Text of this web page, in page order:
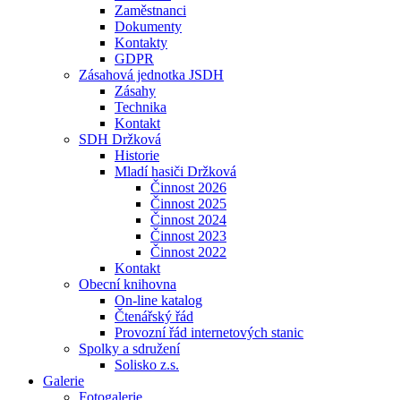
Zaměstnanci
Dokumenty
Kontakty
GDPR
Zásahová jednotka JSDH
Zásahy
Technika
Kontakt
SDH Držková
Historie
Mladí hasiči Držková
Činnost 2026
Činnost 2025
Činnost 2024
Činnost 2023
Činnost 2022
Kontakt
Obecní knihovna
On-line katalog
Čtenářský řád
Provozní řád internetových stanic
Spolky a sdružení
Solisko z.s.
Galerie
Fotogalerie